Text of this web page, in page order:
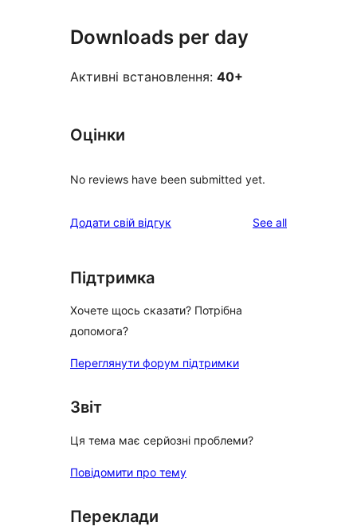
Downloads per day
Активні встановлення: 40+
Оцінки
No reviews have been submitted yet.
Додати свій відгук See allreviews
Підтримка
Хочете щось сказати? Потрібна
допомога?
Переглянути форум підтримки
Звіт
Ця тема має серйозні проблеми?
Повідомити про тему
Переклади